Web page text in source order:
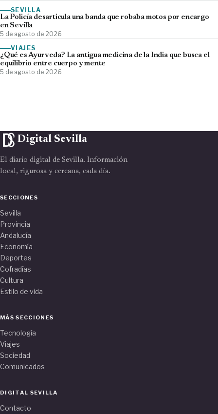
SEVILLA
La Policía desarticula una banda que robaba motos por encargo
en Sevilla
5 de agosto de 2026
VIAJES
¿Qué es Ayurveda? La antigua medicina de la India que busca el
equilibrio entre cuerpo y mente
5 de agosto de 2026
Digital Sevilla
El diario digital de Sevilla. Información
local, rigurosa y cercana, cada día.
SECCIONES
Sevilla
Provincia
Andalucía
Economía
Deportes
Cofradías
Cultura
Estilo de vida
MÁS SECCIONES
Tecnología
Viajes
Sociedad
Comunicados
DIGITAL SEVILLA
Contacto